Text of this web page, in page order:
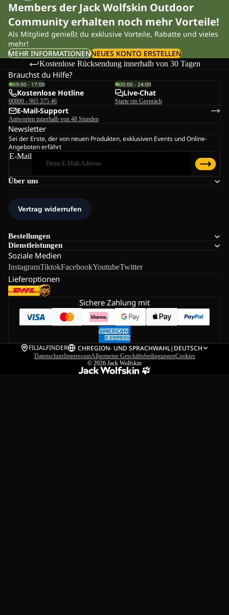
Members der Jack Wolfskin Outdoor
Community erhalten noch mehr Vorteile!
Als Mitglied genießt du exklusive Vorteile, Rabatte und vieles
mehr!
MEHR INFORMATIONENNEUES KONTO ERSTELLEN
Kostenlose Rücksendung innerhalb von 30 Tagen
Über uns
Bestellungen
Dienstleistungen
Soziale Medien
InstagramTiktokFacebookYoutubeTwitter
Lieferoptionen
Brauchst du Hilfe?
09:00 - 17:00
Kostenlose Hotline
00800 - 965 375 46
00:00 - 24:00
Live-Chat
Starte ein Gespräch
E-Mail-Support
Antworten innerhalb von 48 Stunden
Newsletter
Sei der Erste, der von neuen Produkten, exklusiven Events und Online-
Angeboten erfährt
E-Mail
Sichere Zahlung mit
FILIALFINDER CHREGION- UND SPRACHWAHL| DEUTSCH
DatenschutzImpressumAllgemeine GeschäftsbedingungenCookies
© 2026 Jack Wolfskin